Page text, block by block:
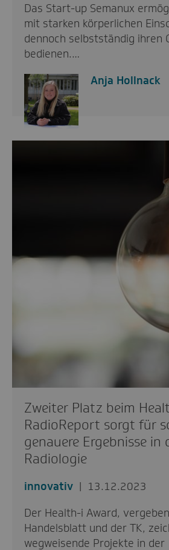
Das Start-up Semanux
mit starken körperlichen
dennoch selbstständig ihren
bedienen.…
Anja Hollnack
Zweiter Platz beim
RadioReport sorgt für
genauere Ergebnisse in
Radiologie
innovativ
13.12.2023
Der Health-i Award,
Handelsblatt und der TK,
wegweisende Projekte in der